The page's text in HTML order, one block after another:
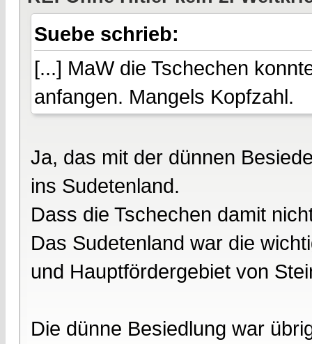
Suebe schrieb:
[...] MaW die Tschechen
anfangen. Mangels Kopfzahl.
Ja, das mit der dünnen
ins Sudetenland.
Dass die Tschechen damit
Das Sudetenland war die
und Hauptfördergebiet von
Die dünne Besiedlung war